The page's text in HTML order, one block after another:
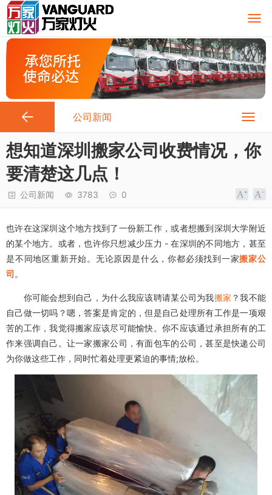
公司新闻
想知道深圳搬家公司收费情况，你
要清楚这几点！
公司新闻 3783 0
也许在这深圳这个地方找到了一份新工作，或者想搬到深圳大学附近
的某个地方。或者，也许你只想减少压力 - 在深圳的不同地方，甚至
是不同地区重新开始。无论原因是什么，你都必须找到一家搬家公
司 。
你可能会想到自己，为什么我应该聘请某公司为我搬家 ？我不能
自己做一切吗？嗯，答案是肯定的，但是自己处理所有工作是一项艰
苦的工作，我觉得搬家应该尽可能愉快。你不应该通过承担所有的工
作来强调自己。让一家搬家公司，有面包车的公司，甚至是快递公司
为你做这些工作，同时忙着处理更紧迫的事情;放松。